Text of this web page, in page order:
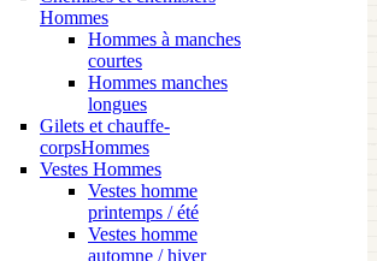
Hommes
Hommes à manches
courtes
Hommes manches
longues
Gilets et chauffe-
corpsHommes
Vestes Hommes
Vestes homme
printemps / été
Vestes homme
automne / hiver